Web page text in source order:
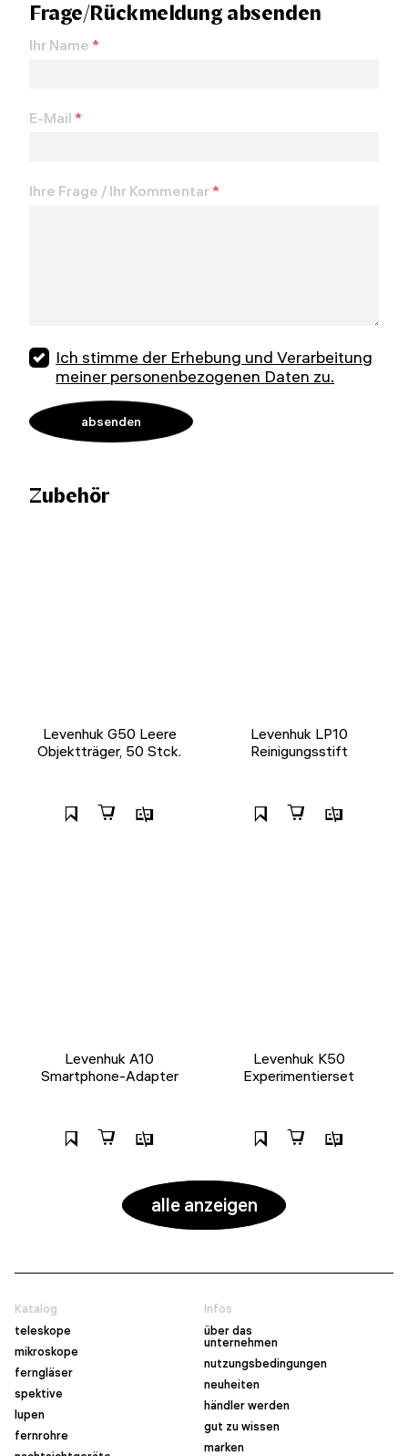
Frage/Rückmeldung absenden
Ihr Name *
E-Mail *
Ihre Frage / Ihr Kommentar*
Ich stimme der Erhebung und Verarbeitung
meiner personenbezogenen Daten zu.
Zubehör
Levenhuk G50 Leere
Objektträger, 50 Stck.
Levenhuk LP10
Reinigungsstift
Levenhuk A10
Smartphone-Adapter
Levenhuk K50
Experimentierset
alle anzeigen
Katalog
teleskope
mikroskope
ferngläser
spektive
lupen
fernrohre
Infos
über das
unternehmen
nutzungsbedingungen
neuheiten
händler werden
gut zu wissen
marken